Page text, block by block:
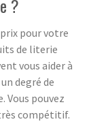
?
pour votre
de literie
vous aider à
degré de
pouvez
compétitif.